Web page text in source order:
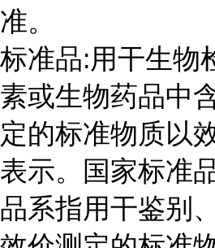
准。
标准品:用干生物
素或生物药品中
定的标准物质以
表示。国家标准
品系指用干鉴别